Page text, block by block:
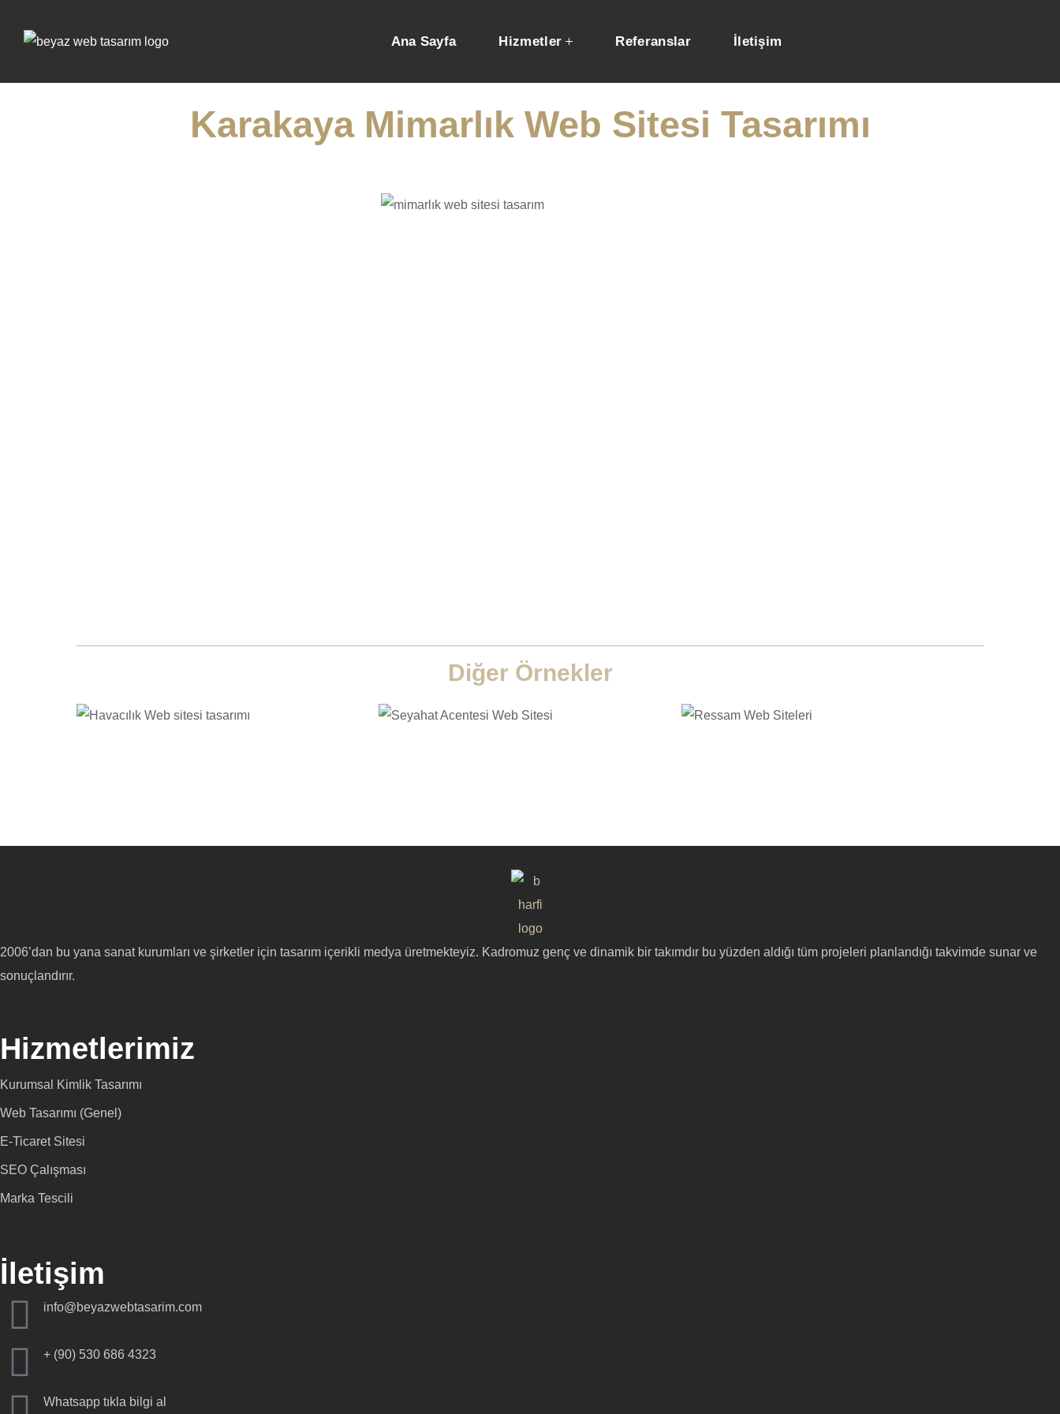
Ana Sayfa Hizmetler Referanslar İletişim
Karakaya Mimarlık Web Sitesi Tasarımı
Diğer Örnekler
2006’dan bu yana sanat kurumları ve şirketler için tasarım içerikli medya üretmekteyiz. Kadromuz genç ve dinamik bir takımdır bu yüzden aldığı tüm projeleri planlandığı takvimde sunar ve
sonuçlandırır.
Hizmetlerimiz
Kurumsal Kimlik Tasarımı
Web Tasarımı (Genel)
E-Ticaret Sitesi
SEO Çalışması
Marka Tescili
İletişim
info@beyazwebtasarim.com
+ (90) 530 686 4323
Whatsapp tıkla bilgi al